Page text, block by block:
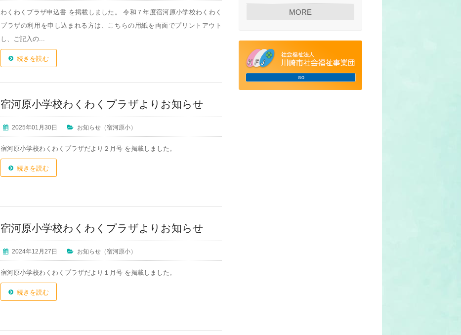
わくわくプラザ申込書 を掲載しました。 令和７年度宿河原小学校わくわく
プラザの利用を申し込まれる方は、こちらの用紙を両面でプリントアウト
し、ご記入の...
続きを読む
宿河原小学校わくわくプラザよりお知らせ
2025年01月30日 お知らせ（宿河原小）
宿河原小学校わくわくプラザだより２月号 を掲載しました。
続きを読む
宿河原小学校わくわくプラザよりお知らせ
2024年12月27日 お知らせ（宿河原小）
宿河原小学校わくわくプラザだより１月号 を掲載しました。
続きを読む
MORE